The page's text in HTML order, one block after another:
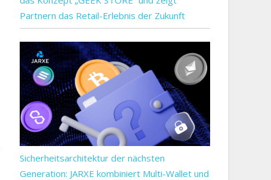
Partnern das Retail-Erlebnis der Zukunft
Sicherheitsarchitektur der nächsten
Generation: JARXE kombiniert Multi-Wallet und